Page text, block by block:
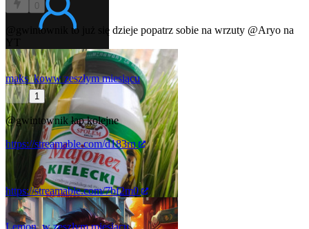
0
@gwintownik to już się dzieje popatrz sobie na wrzuty @Aryo na
maks_koww zeszłym miesiącu
1
@gwintownik łap kolejne
https://streamable.com/d183rn
https://streamable.com/7bf2m0